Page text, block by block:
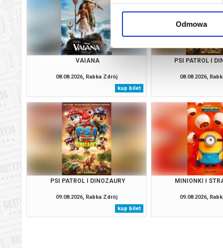
Odmowa
VAIANA
08.08.2026, Rabka Zdrój
kup bilet
PSI PATROL I
08.08.2026,
PSI PATROL I DINOZAURY
09.08.2026, Rabka Zdrój
kup bilet
MINIONKI I
09.08.2026,